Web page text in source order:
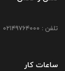
تلفن : 02149764000
ساعات کار